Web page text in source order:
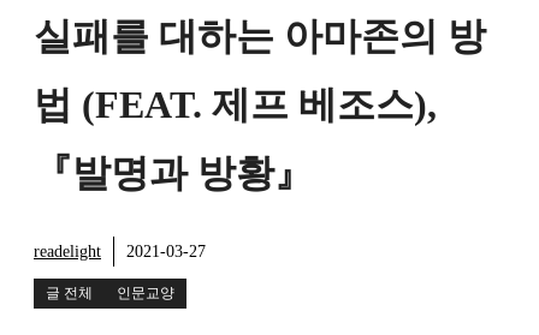
실패를 대하는 아마존의 방
법 (FEAT. 제프 베조스),
『발명과 방황』
readelight 2021-03-27
글 전체 인문교양